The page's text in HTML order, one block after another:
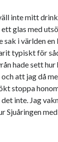
gemensamt
inte mitt
glas med
sak i världen en
typiskt för
hade sett hur
att jag då
stoppa
inte. Jag
Sjuåringen